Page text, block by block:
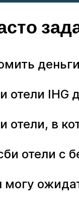
отели IHG
отели, в
отели с
могу